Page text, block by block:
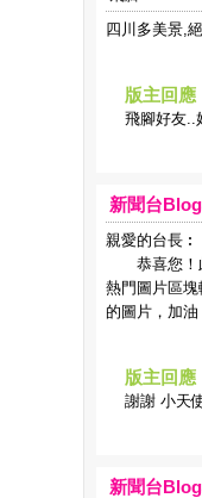
四川多美景,
版主回應
飛腳好友..
新聞台
親愛的台長︰
恭喜您！此
熱門圖片區
的圖片，加油
版主回應
謝謝 小天
新聞台